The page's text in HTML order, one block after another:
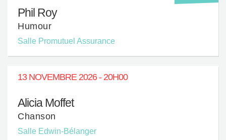
Phil Roy
Humour
Salle Promutuel Assurance
13 NOVEMBRE 2026 - 20H00
Alicia Moffet
Chanson
Salle Edwin-Bélanger